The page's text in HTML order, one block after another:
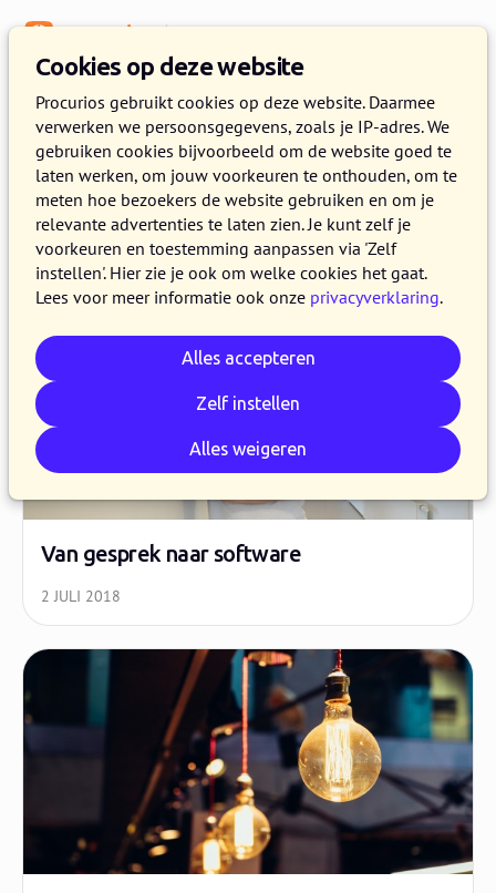
Cookies op deze website
Procurios gebruikt cookies op deze website. Daarmee
verwerken we persoonsgegevens, zoals je IP-adres. We
gebruiken cookies bijvoorbeeld om de website goed te
laten werken, om jouw voorkeuren te onthouden, om te
meten hoe bezoekers de website gebruiken en om je
relevante advertenties te laten zien. Je kunt zelf je
voorkeuren en toestemming aanpassen via 'Zelf
instellen'. Hier zie je ook om welke cookies het gaat.
Lees voor meer informatie ook onze privacyverklaring.
Alles accepteren
Zelf instellen
Alles weigeren
WEBLOG
Artikelen over software
Van gesprek naar software
2 JULI 2018